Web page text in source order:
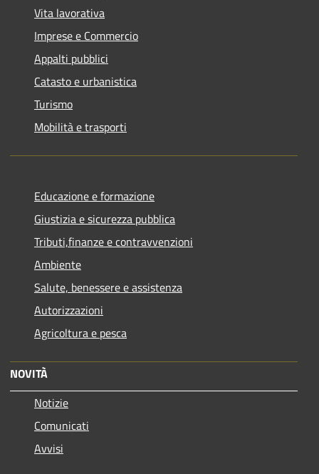
Vita lavorativa
Imprese e Commercio
Appalti pubblici
Catasto e urbanistica
Turismo
Mobilità e trasporti
Educazione e formazione
Giustizia e sicurezza pubblica
Tributi,finanze e contravvenzioni
Ambiente
Salute, benessere e assistenza
Autorizzazioni
Agricoltura e pesca
NOVITÀ
Notizie
Comunicati
Avvisi